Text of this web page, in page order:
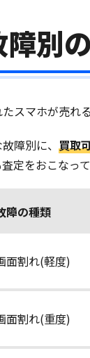
障別
スマホが売れ
障別に、 買取
定をおこなって
障の種類
面割れ(軽度)
面割れ(重度)